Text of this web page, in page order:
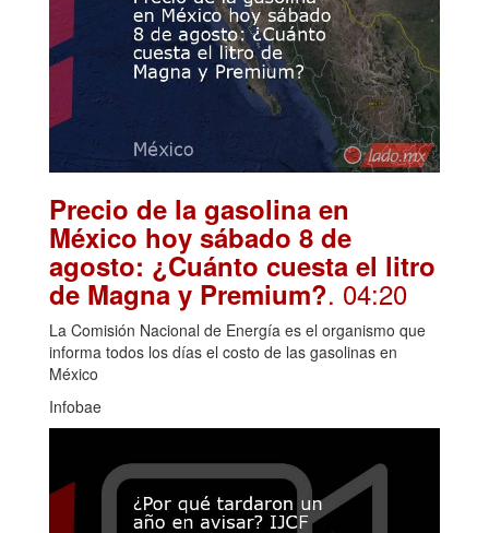
Precio de la gasolina en
México hoy sábado 8 de
agosto: ¿Cuánto cuesta el litro
de Magna y Premium?. 04:20
La Comisión Nacional de Energía es el organismo que
informa todos los días el costo de las gasolinas en
México
Infobae